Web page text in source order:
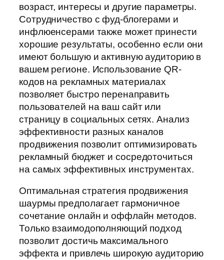
возраст, интересы и другие параметры.
Сотрудничество с фуд-блогерами и
инфлюенсерами также может принести
хорошие результаты, особенно если они
имеют большую и активную аудиторию в
вашем регионе. Использование QR-
кодов на рекламных материалах
позволяет быстро перенаправить
пользователей на ваш сайт или
страницу в социальных сетях. Анализ
эффективности разных каналов
продвижения позволит оптимизировать
рекламный бюджет и сосредоточиться
на самых эффективных инструментах.
Оптимальная стратегия продвижения
шаурмы предполагает гармоничное
сочетание онлайн и оффлайн методов.
Только взаимодополняющий подход
позволит достичь максимального
эффекта и привлечь широкую аудиторию